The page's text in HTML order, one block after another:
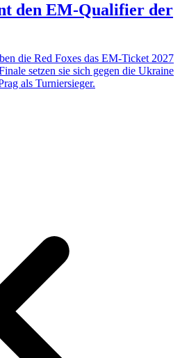
den EM-Qualifier der
die Red Foxes das EM-Ticket 2027
setzen sie sich gegen die Ukraine
als Turniersieger.